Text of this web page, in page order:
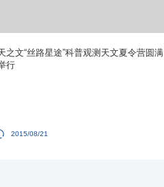
之文“丝路星途”科普观测天文夏令营圆满
行
2015/08/21